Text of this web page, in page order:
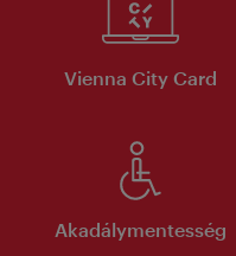
Vienna City Card
Akadálymentesség